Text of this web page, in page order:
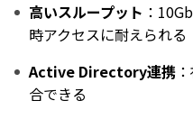
高いスループット ：
時アクセスに耐えられる
Active Directory連携
合できる